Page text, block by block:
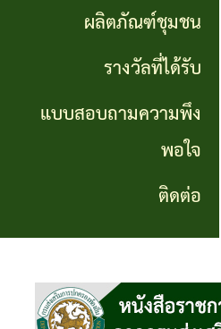
งาน
บริการ
ประชาชน
ผลิตภัณฑ์
รางวัล
ที่ได้
รับ
ผลิตภัณฑ์ชุมชน
รางวัลที่ได้รับ
แบบสอบถามความพึง
พอใจ
ติดต่อ